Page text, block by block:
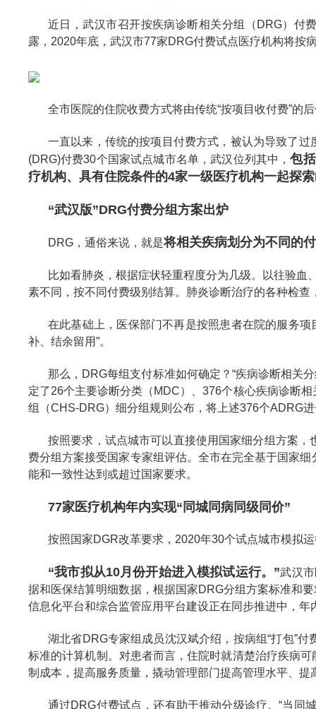
近日，武汉市召开按疾病诊断相关分组（DRG）付
露，2020年底，武汉市77家DRG付费试点医疗机构将按
全市医院的住院收费方式将由传统“按项目收付费”的
一直以来，传统的按项目付费方式，被认为导致了
(DRG)付费30个国家试点城市名单，武汉位列其中，包
疗机构、具有住院条件的4家一级医疗机构一起探
“武汉版”DRG付费分组方案出炉
DRG，通俗来说，就是将相关疾病划分为不同的
比如看肺炎，根据症状轻重程度分为几级。以往验
素不同，按不同付费级别结算。肺炎诊断治疗的各种检
在此基础上，医保部门不再是按照患者在院的服务
补、结余留用”。
那么，DRG每组支付标准如何确定？“疾病诊断相关
定了26个主要诊断分类（MDC）、376个核心疾病诊断
组（CHS-DRG）细分组规则公布，将上述376个ADRG
按照要求，试点城市可以直接使用国家细分组方案
费分组方案接受国家专家组评估。全市在完全基于国家
能和一致性达到或超过国家要求。
77家医疗机构年内实现“同城同病同级同价”
按照国家DGR改革要求，2020年30个试点城市模拟
“我市拟从10月份开始进入模拟试运行。”武汉
据和医保结算明细数据，根据国家DRG分组方案标准和
信息化平台和综合监管应用平台建设正在同步推进中，
湖北省DRG专家组成员沈汉斌介绍，按病组“打包”
标准的计算机制。对患者而言，住院时就清楚治疗疾病
制成本，提高服务质量，撬动管理部门提高管理水平、提
通过DRG付费试点，还有助于推动分级诊疗。“当同